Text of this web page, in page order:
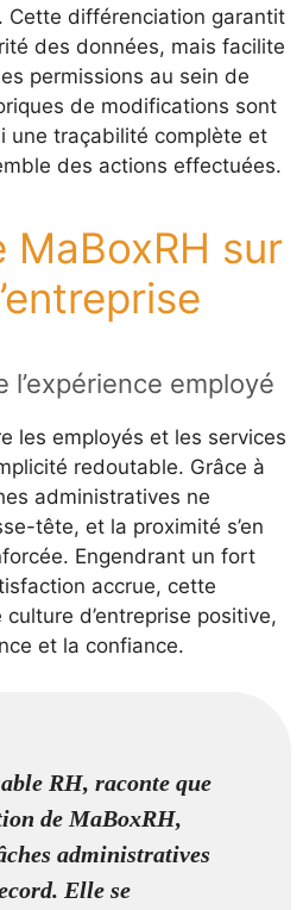
Cette différenciation garantit
des données, mais facilite
permissions au sein de
de modifications sont
une traçabilité complète et
des actions effectuées.
MaBoxRH sur
l’expérience employé
les employés et les services
redoutable. Grâce à
administratives ne
tête, et la proximité s’en
Engendrant un fort
accrue, cette
d’entreprise positive,
et la confiance.
RH, raconte que
de MaBoxRH,
administratives
Elle se